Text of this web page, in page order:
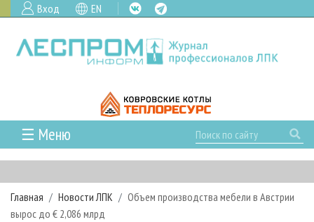
Вход EN
☰ Меню
ГЛАВНАЯ
РУБРИКИ И ТЕМЫ
РУБРИКИ ЖУРНАЛА
НОВОСТИ
Главная Новости ЛПК
Объем производства мебели в Австрии
вырос до € 2,086 млрд